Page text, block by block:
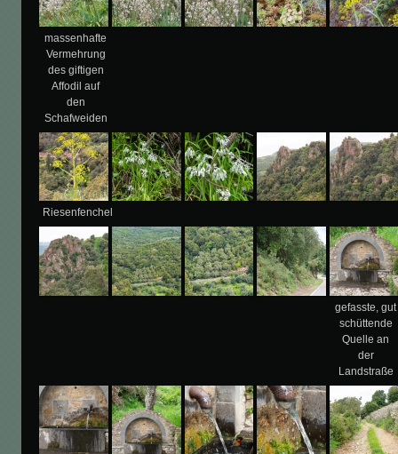
massenhafte
Vermehrung
des giftigen
Affodil auf
den
Schafweiden
Riesenfenchel
gefasste, gut
schüttende
Quelle an
der
Landstraße